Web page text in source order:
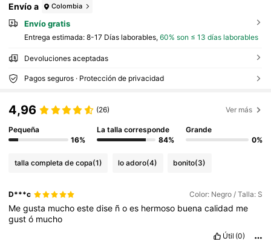
Envío a Colombia
Envío gratis
Entrega estimada: 8-17 Días laborables, 60% son ≤ 13 días laborables
Devoluciones aceptadas
Pagos seguros · Protección de privacidad
4,96 (26) Ver más
Pequeña
16%
La talla corresponde
84%
Grande
0%
talla completa de copa(1) lo adoro(4) bonito(3)
D***c Color: Negro / Talla: S
Megusta muchoestedise ñoes hermoso buenacalidad me
gustó mucho
Útil (0)